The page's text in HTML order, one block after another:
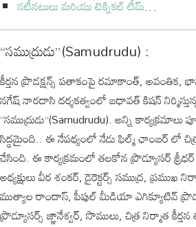
నటీనటులు మరియు టెక్నికల్ టీమ్…
“సముద్రుడు”(Samudrudu) :
కీర్తన ప్రొడక్షన్స్ పతాకంపై రమాకాంత్, అవంతిక,
నగేష్ నారదాసి దర్శకత్వంలో బధావత్ కిషన్
“సముద్రుడు”(Samudrudu). అన్ని కార్యక్రమాలు
సిద్ధమైంది.. ఈ నేపథ్యంలో నేడు ఫిల్మ్ ఛాంబర్ లో
చేసింది. ఈ కార్యక్రమంలో తలకోన ప్రొడ్యూసర్ శ్రీధర్
అధ్యక్షులు వీర శంకర్, డైరెక్టర్స్ సముద్ర,
ముత్యాల రాందాస్, పీపుల్ మీడియా ఎగిక్యూటివ్
ప్రొడ్యూసర్స్ జ్ఞానేశ్వర్, సొములు, చిత్ర నిర్మాత